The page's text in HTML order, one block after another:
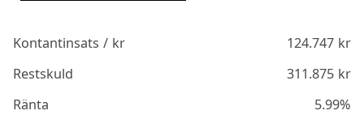
Kontantinsats / kr 124.747kr
Restskuld
311.875kr
Ränta
5.99%